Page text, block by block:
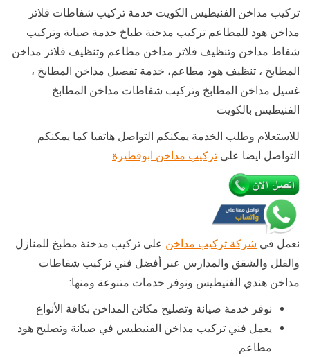
تركيب مداخن الفنيطيس الكويت خدمة تركيب شفاطات فلاتر
مداخن هود للمطاعم تركيب مدخنة طباخ خدمة صيانة وتركيب
شفاط مداخن وتنظيف فلاتر مداخن مطاعم وتنظيف فلاتر مداخن
المطابخ ، تنظيف هود مطاعم، خدمة تفصيل مداخن المطابخ ،
غسيل مداخن المطابخ وتركيب شفاطات مداخن المطابخ
الفنيطيس بالكويت
للاستعلام وطلب الخدمة يمكنكم التواصل هاتفيا كما يمكنكم
التواصل ايضا على تركيب مداخن ابوفطيرة
نعمل في شركة تركيب مداخن على تركيب مدخنة مطبخ للمنازل
والفلل والشقق والمدارس عبر أفضل فني تركيب شفاطات
مداخن هندي الفنيطيس ونوفر خدمات متنوعة ومنها:
نوفر خدمة صيانة وتصليح مكائن المداخن بكافة الأنواع
يعمل فني تركيب مداخن الفنيطيس في صيانة وتصليح هود
مطاعم.